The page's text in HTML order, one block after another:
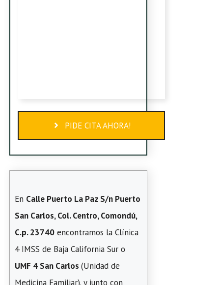
PIDE CITA AHORA!
En Calle Puerto La Paz S/n Puerto
San Carlos, Col. Centro, Comondú,
C.p. 23740 encontramos la Clínica
4 IMSS de Baja California Sur o
UMF 4 San Carlos (Unidad de
Medicina Familiar). y junto con